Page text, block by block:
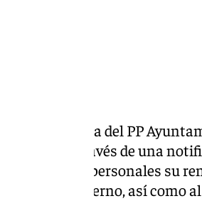
concejala del PP
viernes a través de una
por motivos personales su
de gobierno, así como